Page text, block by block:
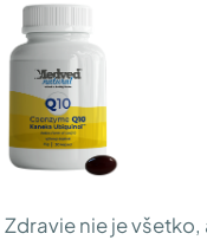
Zdravie nie je